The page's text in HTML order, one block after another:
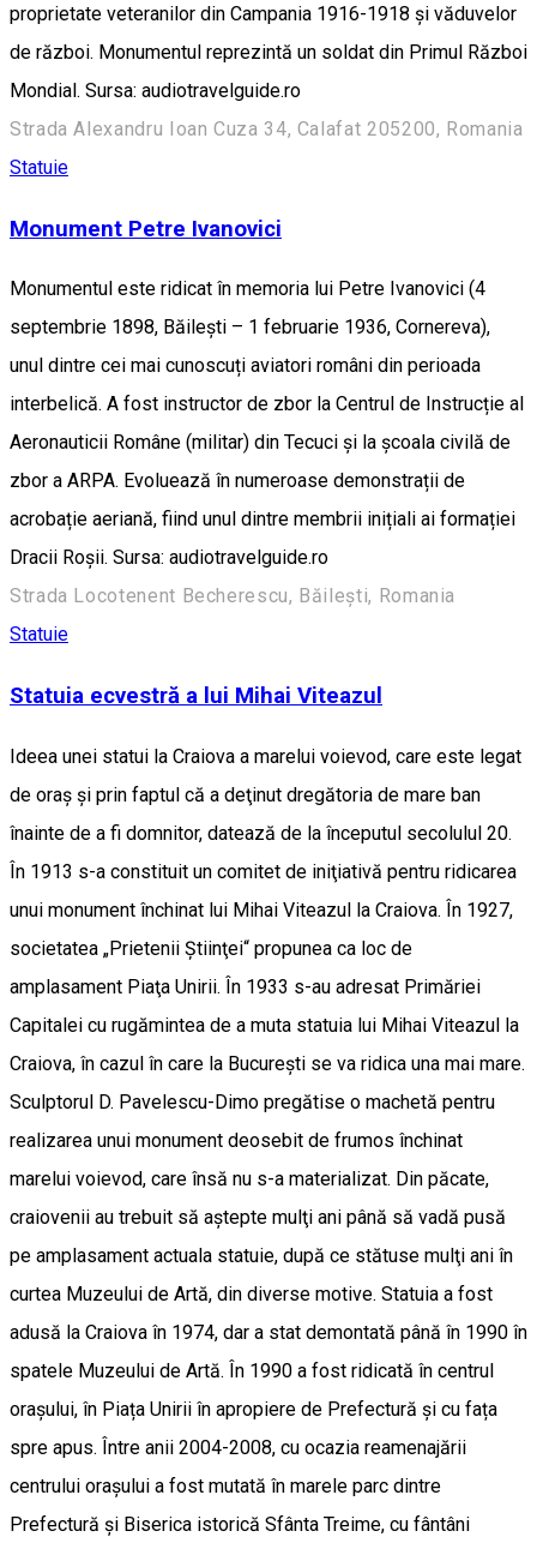
proprietate veteranilor din Campania 1916-1918 şi văduvelor
de război. Monumentul reprezintă un soldat din Primul Război
Mondial. Sursa: audiotravelguide.ro
Strada Alexandru Ioan Cuza 34, Calafat 205200, Romania
Statuie
Monument Petre Ivanovici
Monumentul este ridicat în memoria lui Petre Ivanovici (4
septembrie 1898, Băilești – 1 februarie 1936, Cornereva),
unul dintre cei mai cunoscuți aviatori români din perioada
interbelică. A fost instructor de zbor la Centrul de Instrucție al
Aeronauticii Române (militar) din Tecuci și la școala civilă de
zbor a ARPA. Evoluează în numeroase demonstrații de
acrobație aeriană, fiind unul dintre membrii inițiali ai formației
Dracii Roșii. Sursa: audiotravelguide.ro
Strada Locotenent Becherescu, Băilești, Romania
Statuie
Statuia ecvestră a lui Mihai Viteazul
Ideea unei statui la Craiova a marelui voievod, care este legat
de oraș şi prin faptul că a deţinut dregătoria de mare ban
înainte de a fi domnitor, datează de la începutul secolulul 20.
În 1913 s-a constituit un comitet de iniţiativă pentru ridicarea
unui monument închinat lui Mihai Viteazul la Craiova. În 1927,
societatea „Prietenii Ştiinţei“ propunea ca loc de
amplasament Piaţa Unirii. În 1933 s-au adresat Primăriei
Capitalei cu rugămintea de a muta statuia lui Mihai Viteazul la
Craiova, în cazul în care la Bucureşti se va ridica una mai mare.
Sculptorul D. Pavelescu-Dimo pregătise o machetă pentru
realizarea unui monument deosebit de frumos închinat
marelui voievod, care însă nu s-a materializat. Din păcate,
craiovenii au trebuit să aştepte mulţi ani până să vadă pusă
pe amplasament actuala statuie, după ce stătuse mulţi ani în
curtea Muzeului de Artă, din diverse motive. Statuia a fost
adusă la Craiova în 1974, dar a stat demontată până în 1990 în
spatele Muzeului de Artă. În 1990 a fost ridicată în centrul
orașului, în Piața Unirii în apropiere de Prefectură și cu fața
spre apus. Între anii 2004-2008, cu ocazia reamenajării
centrului orașului a fost mutată în marele parc dintre
Prefectură și Biserica istorică Sfânta Treime, cu fântâni